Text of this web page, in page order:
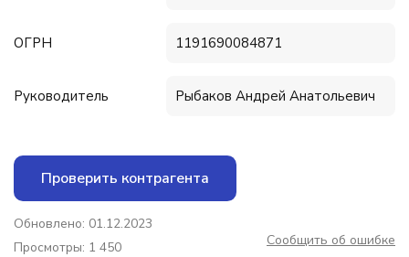
ОГРН 1191690084871
Руководитель Рыбаков Андрей Анатольевич
Проверить контрагента
Обновлено: 01.12.2023
Просмотры: 1 450
Сообщить об ошибке